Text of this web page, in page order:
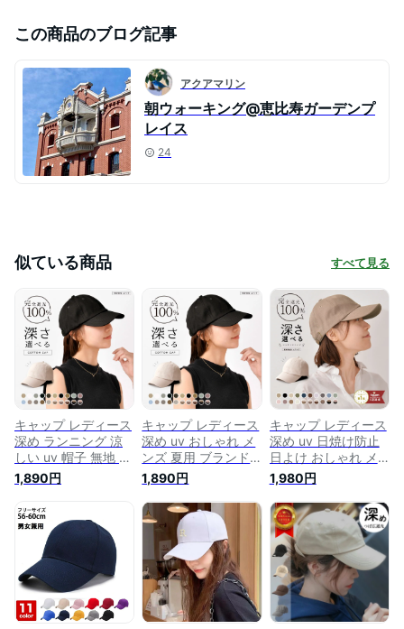
この商品のブログ記事
アクアマリン
朝ウォーキング@恵比寿ガーデンプ
レイス
24
似ている商品 すべて見る
キャップ レディース
深め ランニング 涼
しい uv 帽子 無地 お
しゃれ uvカット メ
ンズ キッズ「 シン
プル コットン ベー
スボールキャップ 」
ランニングキャップ
cap 野球帽 フリーサ
イズ ポイント消化
1,890円
キャップ レディース
深め uv おしゃれ メ
ンズ 夏用 ブランド
キッズ 帽子 無地 春
夏 接触冷感 涼しい
uvカット シンプル
コットン メッシュ
大きめ ベースボール
キャップ ランニング
1,890円
キャップ レディース
深め uv 日焼け防止
日よけ おしゃれ メ
ンズ 夏用 ブランド
キッズ 帽子 無地 春
夏 接触冷感 涼しい
uvカット シンプル
コットン メッシュ
大きめ ゴルフ ラン
ニング ベースボール
キャップ すっぴん隠
し
1,980円